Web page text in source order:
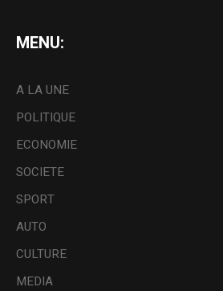
MENU:
A LA UNE
POLITIQUE
ECONOMIE
SOCIETE
SPORT
AUTO
CULTURE
MEDIA